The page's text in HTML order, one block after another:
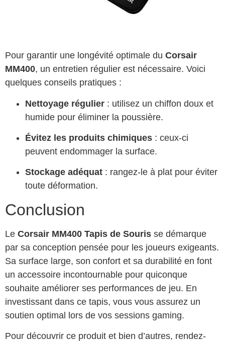
Pour garantir une longévité optimale du Corsair
MM400, un entretien régulier est nécessaire. Voici
quelques conseils pratiques :
Nettoyage régulier : utilisez un chiffon doux et
humide pour éliminer la poussière.
Évitez les produits chimiques : ceux-ci
peuvent endommager la surface.
Stockage adéquat : rangez-le à plat pour éviter
toute déformation.
Conclusion
Le Corsair MM400 Tapis de Souris se démarque
par sa conception pensée pour les joueurs exigeants.
Sa surface large, son confort et sa durabilité en font
un accessoire incontournable pour quiconque
souhaite améliorer ses performances de jeu. En
investissant dans ce tapis, vous vous assurez un
soutien optimal lors de vos sessions gaming.
Pour découvrir ce produit et bien d’autres, rendez-